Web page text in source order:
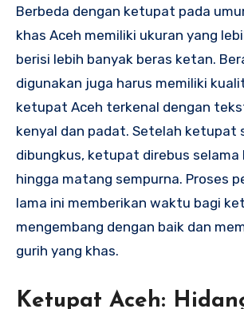
Berbeda dengan ketupat pada
khas Aceh memiliki ukuran yang
berisi lebih banyak beras ketan.
digunakan juga harus memiliki
ketupat Aceh terkenal dengan
kenyal dan padat. Setelah ketupat
dibungkus, ketupat direbus
hingga matang sempurna. Proses
lama ini memberikan waktu bagi
mengembang dengan baik dan
gurih yang khas.
Ketupat Aceh: